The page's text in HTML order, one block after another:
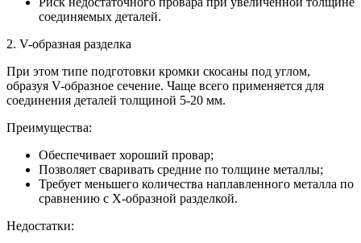
соединяемых деталей.
2. V-образная разделка
При этом типе подготовки кромки скосаны под углом,
образуя V-образное сечение. Чаще всего применяется для
соединения деталей толщиной 5-20 мм.
Преимущества:
Обеспечивает хороший провар;
Позволяет сваривать средние по толщине металлы;
Требует меньшего количества наплавленного металла по
сравнению с X-образной разделкой.
Недостатки: